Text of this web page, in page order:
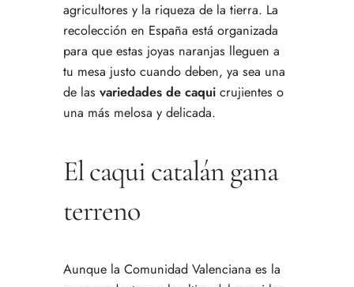
agricultores y la riqueza de la tierra. La
recolección en España está organizada
para que estas joyas naranjas lleguen a
tu mesa justo cuando deben, ya sea una
de las variedades de caqui crujientes o
una más melosa y delicada.
El caqui catalán gana
terreno
Aunque la Comunidad Valenciana es la